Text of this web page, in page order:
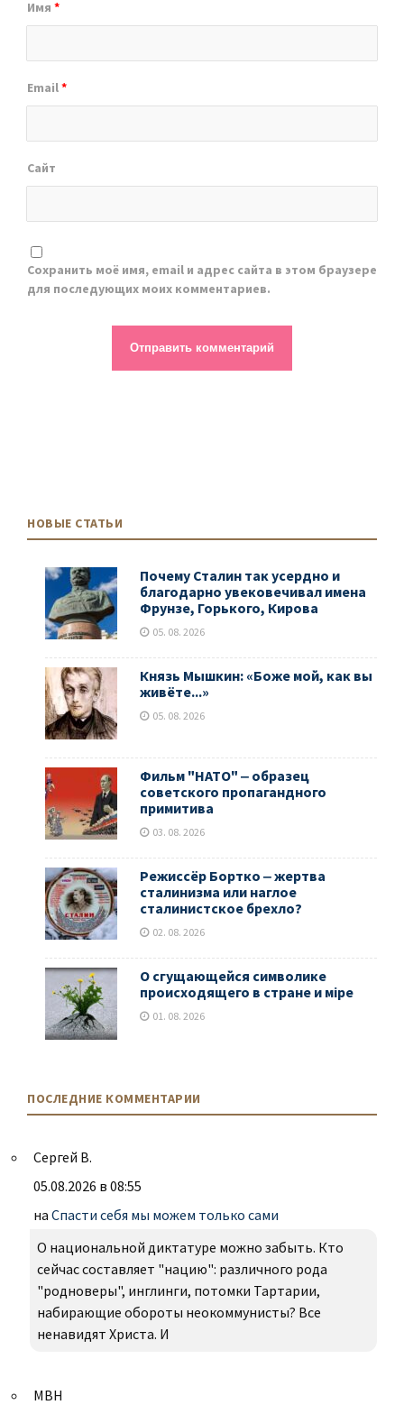
Имя *
Email*
Сайт
Сохранить моё имя, email и адрес сайта в этом браузере
для последующих моих комментариев.
НОВЫЕ СТАТЬИ
Почему Сталин так усердно и
благодарно увековечивал имена
Фрунзе, Горького, Кирова
05. 08. 2026
Князь Мышкин: «Боже мой, как вы
живёте...»
05. 08. 2026
Фильм "НАТО" ‒ образец
советского пропагандного
примитива
03. 08. 2026
Режиссёр Бортко ‒ жертва
сталинизма или наглое
сталинистское брехло?
02. 08. 2026
О сгущающейся символике
происходящего в стране и мiре
01. 08. 2026
ПОСЛЕДНИЕ КОММЕНТАРИИ
Сергей В.
05.08.2026 в 08:55
на Спасти себя мы можем только сами
О национальной диктатуре можно забыть. Кто
сейчас составляет "нацию": различного рода
"родноверы", инглинги, потомки Тартарии,
набирающие обороты неокоммунисты? Все
ненавидят Христа. И
МВН